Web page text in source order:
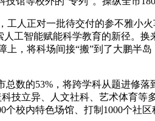
正对一批待交付的参不雅小火
工智能赋能科学教育的新径。
，将科场间接“搬”到了大鹏半
的53%，将跨学科从题进修落
技立异、人文社科、艺术体育等
校内特色场馆、打制1000个社区